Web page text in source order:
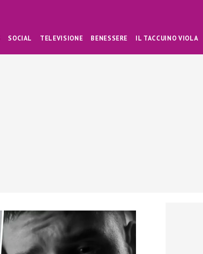
SOCIAL TELEVISIONE BENESSERE IL TACCUINO VIOLA